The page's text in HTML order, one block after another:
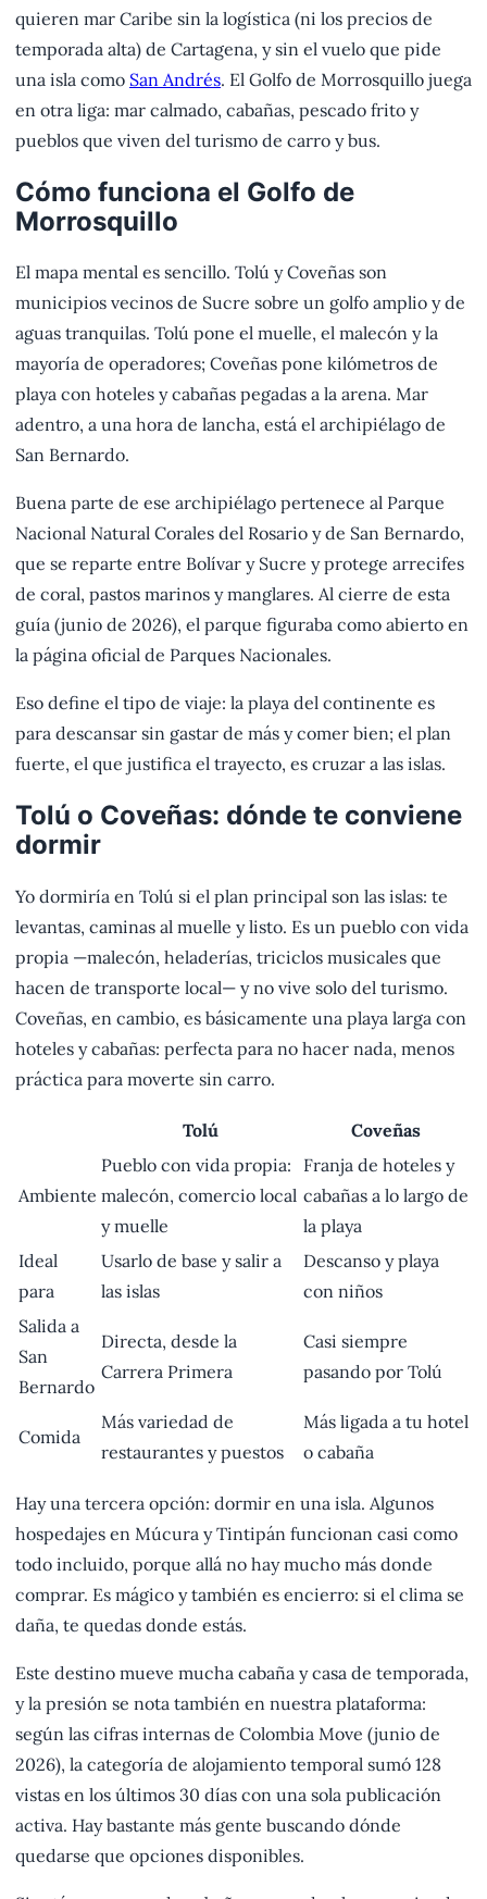
quieren mar Caribe sin la logística (ni los precios de
temporada alta) de Cartagena, y sin el vuelo que pide
una isla como San Andrés. El Golfo de Morrosquillo juega
en otra liga: mar calmado, cabañas, pescado frito y
pueblos que viven del turismo de carro y bus.
Cómo funciona el Golfo de
Morrosquillo
El mapa mental es sencillo. Tolú y Coveñas son
municipios vecinos de Sucre sobre un golfo amplio y de
aguas tranquilas. Tolú pone el muelle, el malecón y la
mayoría de operadores; Coveñas pone kilómetros de
playa con hoteles y cabañas pegadas a la arena. Mar
adentro, a una hora de lancha, está el archipiélago de
San Bernardo.
Buena parte de ese archipiélago pertenece al Parque
Nacional Natural Corales del Rosario y de San Bernardo,
que se reparte entre Bolívar y Sucre y protege arrecifes
de coral, pastos marinos y manglares. Al cierre de esta
guía (junio de 2026), el parque figuraba como abierto en
la página oficial de Parques Nacionales.
Eso define el tipo de viaje: la playa del continente es
para descansar sin gastar de más y comer bien; el plan
fuerte, el que justifica el trayecto, es cruzar a las islas.
Tolú o Coveñas: dónde te conviene
dormir
Yo dormiría en Tolú si el plan principal son las islas: te
levantas, caminas al muelle y listo. Es un pueblo con vida
propia —malecón, heladerías, triciclos musicales que
hacen de transporte local— y no vive solo del turismo.
Coveñas, en cambio, es básicamente una playa larga con
hoteles y cabañas: perfecta para no hacer nada, menos
práctica para moverte sin carro.
Tolú Coveñas
Ambiente
Pueblo con vida propia:
malecón, comercio local
y muelle
Franja de hoteles y
cabañas a lo largo de
la playa
Ideal
para
Usarlo de base y salir a
las islas
Descanso y playa
con niños
Salida a
San
Bernardo
Directa, desde la
Carrera Primera
Casi siempre
pasando por Tolú
Comida
Más variedad de
restaurantes y puestos
Más ligada a tu hotel
o cabaña
Hay una tercera opción: dormir en una isla. Algunos
hospedajes en Múcura y Tintipán funcionan casi como
todo incluido, porque allá no hay mucho más donde
comprar. Es mágico y también es encierro: si el clima se
daña, te quedas donde estás.
Este destino mueve mucha cabaña y casa de temporada,
y la presión se nota también en nuestra plataforma:
según las cifras internas de Colombia Move (junio de
2026), la categoría de alojamiento temporal sumó 128
vistas en los últimos 30 días con una sola publicación
activa. Hay bastante más gente buscando dónde
quedarse que opciones disponibles.